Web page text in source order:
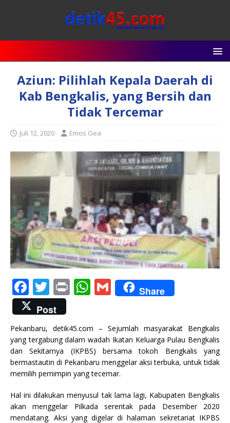
Aziun: Pilihlah Kepala Daerah di
Kab Bengkalis, yang Bersih dan
Tidak Tercemar
Juli 12, 2020 Emos Gea
F
a
c
e
b
o
o
k
T
w
it
te
r
P
t
W
s
A
p
G
m
l
Share
Post
Pekanbaru, detik45.com – Sejumlah masyarakat Bengkalis
yang tergabung dalam wadah Ikatan Keluarga Pulau Bengkalis
dan Sekitarnya (IKPBS) bersama tokoh Bengkalis yang
bermastautin di Pekanbaru menggelar aksi terbuka, untuk tidak
memilih pemimpin yang tecemar.
Hal ini dilakukan menyusul tak lama lagi, Kabupaten Bengkalis
akan menggelar Pilkada serentak pada Desember 2020
mendatang. Aksi yang digelar di halaman sekretariat IKPBS